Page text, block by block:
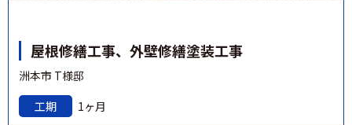
屋根修繕工事、外壁修繕塗装工事
洲本市 T様邸
工期
1ヶ月